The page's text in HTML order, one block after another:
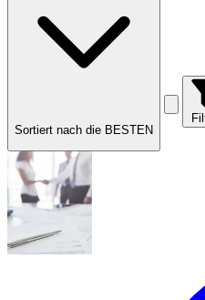
Sortiert nach die BESTEN